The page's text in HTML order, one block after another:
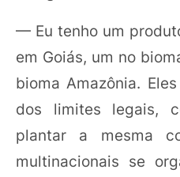
— Eu tenho um
em Goiás, um no
bioma Amazônia.
dos limites legais,
plantar a mesma
multinacionais se